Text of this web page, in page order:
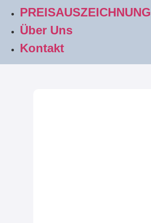
PREISAUSZEICHNUNG
Über Uns
Kontakt